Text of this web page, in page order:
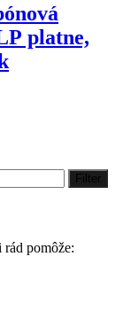
platne,
Filter
pomôže: